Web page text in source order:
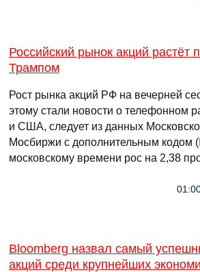
Российский рынок акций растёт
Трампом
Рост рынка акций РФ на вечерней
этому стали новости о телефонном
и США, следует из данных
Мосбиржи с дополнительным кодом
московскому времени рос на 2,38
Bloomberg назвал самый
акций среди крупнейших